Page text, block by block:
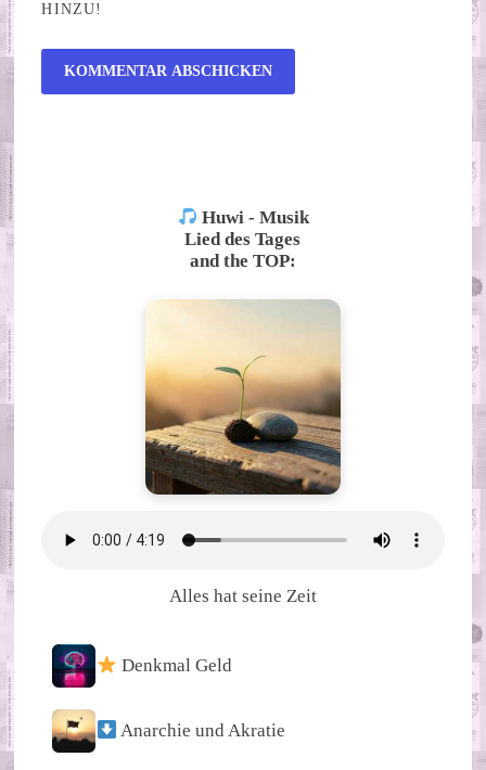
HINZU!
Huwi - Musik
Lied des Tages
and the TOP:
Alles hat seine Zeit
Denkmal Geld
Anarchie und Akratie